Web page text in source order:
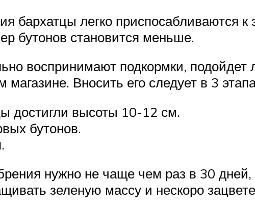
бархатцы легко приспосабливаются
бутонов становится меньше.
воспринимают подкормки, подойдет
Вносить его следует в 3
достигли высоты 10-12 см.
бутонов.
нужно не чаще чем раз в 30
зеленую массу и нескоро